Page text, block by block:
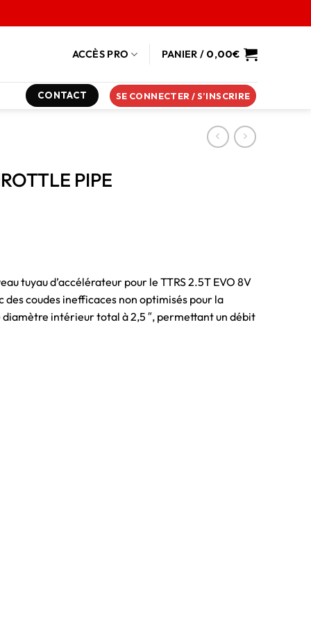
ACCÈS PRO PANIER / 0,00€
CONTACT SE CONNECTER / S’INSCRIRE
PIPE
tuyau d’accélérateur pour le TTRS 2.5T EVO 8V
des coudes inefficaces non optimisés pour la
intérieur total à 2,5 ″, permettant un débit